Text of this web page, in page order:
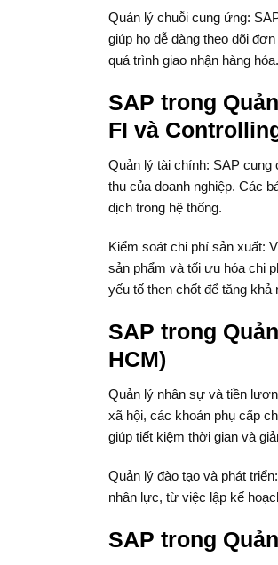
Quản lý chuỗi cung ứng:
giúp họ dễ dàng theo dõi
quá trình giao nhận hàng hóa.
SAP trong
FI và
Quản lý tài chính: SAP cung
thu của doanh nghiệp. Các
dịch trong hệ thống.
Kiểm soát chi phí sản xuất:
sản phẩm và tối ưu hóa chi
yếu tố then chốt để tăng khả
SAP trong
HCM)
Quản lý nhân sự và tiền
xã hội, các khoản phụ cấp
giúp tiết kiệm thời gian và
Quản lý đào tạo và phát
nhân lực, từ việc lập kế
SAP trong